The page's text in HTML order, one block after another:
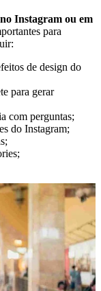
Instagram ou em
para
de design do
para gerar
com perguntas;
do Instagram;